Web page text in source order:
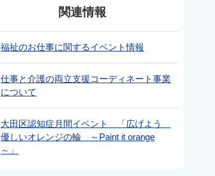
関連情報
福祉のお仕事に関するイベント情報
仕事と介護の両立支援コーディネート事業
について
大田区認知症月間イベント 「広げよう
優しいオレンジの輪 ～Paint it orange
～」